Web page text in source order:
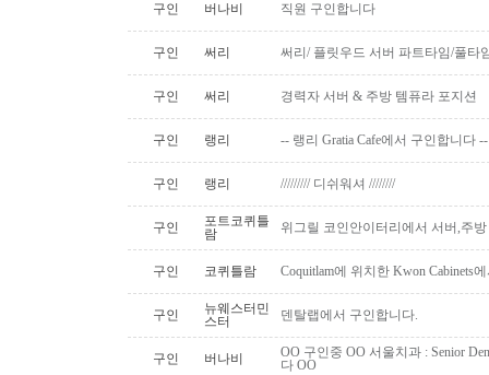
구인 버나비 직원 구인합니다
구인 써리 써리/ 플릿우드 서버 파트타임/풀타
구인 써리 경력자 서버 & 주방 템퓨라 포지션
구인 랭리 -- 랭리 Gratia Cafe에서 구인합니다 --
구인 랭리 ///////// 디쉬워셔 ////////
구인
포트코퀴틀
람
위그릴 코인안이터리에서 서버,주
구인 코퀴틀람 Coquitlam에 위치한 Kwon Cabinets
구인
뉴웨스터민
스터
덴탈랩에서 구인합니다.
구인 버나비
OO 구인중 OO 서울치과 : Senior
다 OO